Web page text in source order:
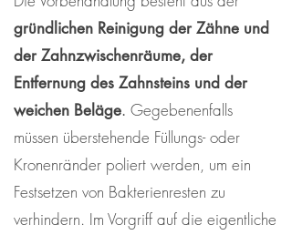
gründlichen Reinigung der Zähne und
der Zahnzwischenräume, der
Entfernung des Zahnsteins und der
weichen Beläge. Gegebenenfalls
müssen überstehende Füllungs- oder
Kronenränder poliert werden, um ein
Festsetzen von Bakterienresten zu
verhindern. Im Vorgriff auf die eigentliche